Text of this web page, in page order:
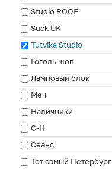
Studio ROOF
Suck UK
Tutvika Studio
Гоголь шоп
Ламповый блок
Меч
Наличники
С-Н
Сеанс
Тот самый Петербург